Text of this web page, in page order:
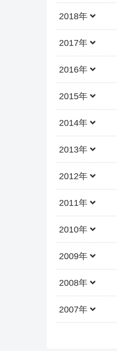
2018年
2017年
2016年
2015年
2014年
2013年
2012年
2011年
2010年
2009年
2008年
2007年